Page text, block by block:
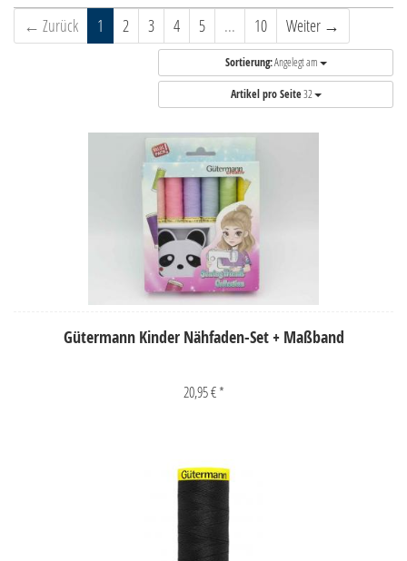
← Zurück 1 2 3 4 5 ... 10 Weiter →
Sortierung:Angelegt am
Artikel pro Seite32
Gütermann Kinder Nähfaden-Set + Maßband
20,95 € *